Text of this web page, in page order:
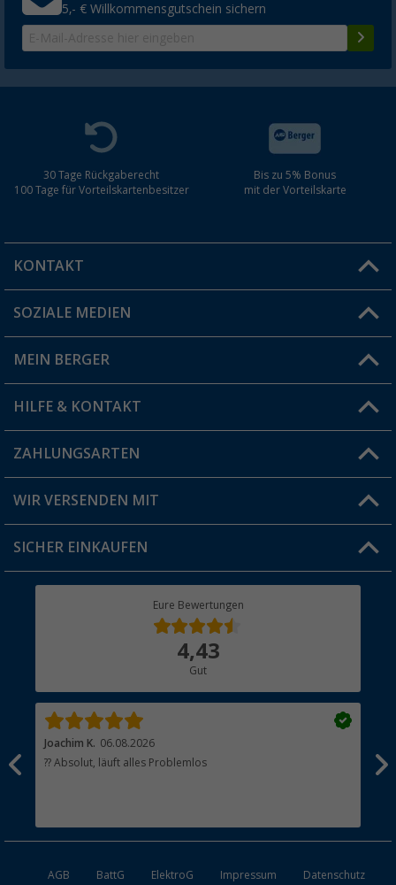
5,- € Willkommensgutschein sichern
30 Tage Rückgaberecht
100 Tage für Vorteilskartenbesitzer
Bis zu 5% Bonus
mit der Vorteilskarte
KONTAKT
Du hast eine Frage?
Filiale finden
SOZIALE MEDIEN
MEIN BERGER
Vorteilskarte
Blog
Jobs & Karriere
HILFE & KONTAKT
FAQ & Kontakt
Versandinformationen
Rücksendung
ZAHLUNGSARTEN
WIR VERSENDEN MIT
SICHER EINKAUFEN
Eure Bewertungen
4,43
Gut
Joachim K. 06.08.2026
?? Absolut, läuft alles Problemlos
AGB BattG ElektroG Impressum Datenschutz